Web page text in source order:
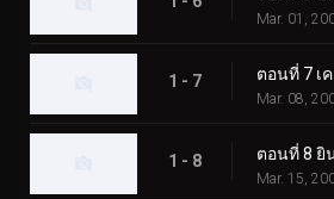
Mar. 01,
1 - 7
Mar. 08,
1 - 8
Mar. 15,